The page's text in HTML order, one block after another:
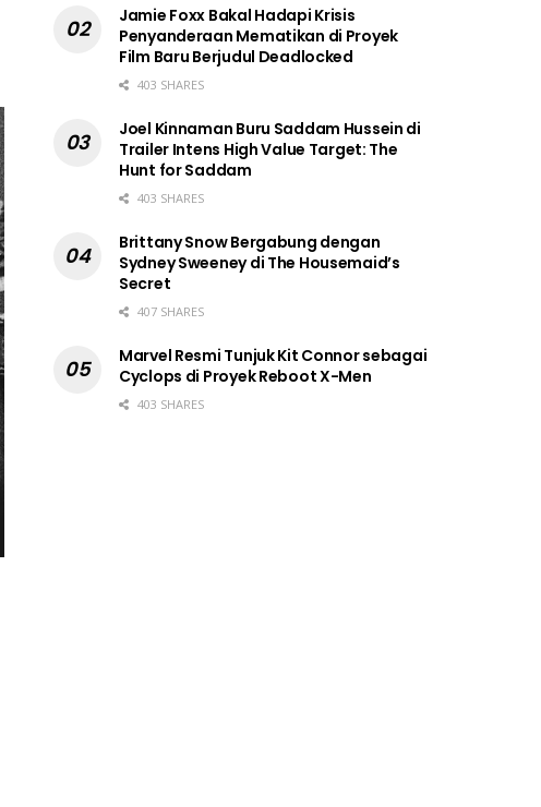
Jamie Foxx Bakal Hadapi Krisis
Penyanderaan Mematikan di Proyek
Film Baru Berjudul Deadlocked
403 SHARES
Joel Kinnaman Buru Saddam Hussein di
Trailer Intens High Value Target: The
Hunt for Saddam
403 SHARES
Brittany Snow Bergabung dengan
Sydney Sweeney di The Housemaid’s
Secret
407 SHARES
Marvel Resmi Tunjuk Kit Connor sebagai
Cyclops di Proyek Reboot X-Men
403 SHARES